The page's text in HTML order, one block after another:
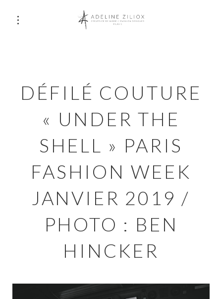
DÉFILÉ COUTURE
« UNDER THE
SHELL » PARIS
FASHION WEEK
JANVIER 2019 /
PHOTO : BEN
HINCKER